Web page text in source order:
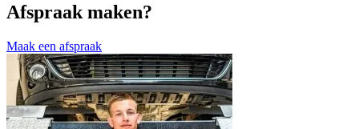
Afspraak maken?
Maak een afspraak